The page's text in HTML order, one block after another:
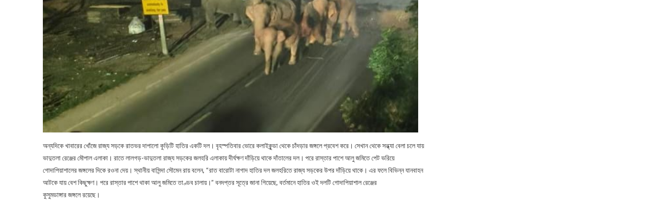
অন্যদিকে খাবারের খোঁজে রাজ্য সড়কে রাতভর দাপালো কুড়িটি হাতির একটি দল। বৃহস্পতিবার ভোরে কলাইকুন্ডা থেকে চাঁদড়ার জঙ্গলে প্রবেশ করে। সেখান থেকে সন্ধ্যা বেলা চলে যায়
ভাদুতলা রেঞ্জের মৌপাল এলাকা। রাতে লালগড়-ভাদুতলা রাজ্য সড়কের জলহরি এলাকায় দীর্ঘক্ষণ দাঁড়িয়ে থাকে দাঁতালের দল। পরে রাস্তার পাশে আলু জমিতে পেট ভরিয়ে
গোদাপিয়াশালের জঙ্গলের দিকে রওনা দেয়। স্থানীয় বাসিন্দা সৌমেন রায় বলেন, “রাত বারোটা নাগাদ হাতির দল জলহরিতে রাজ্য সড়কের উপর দাঁড়িয়ে থাকে। এর ফলে বিভিন্ন যানবাহন
আটকে যায় বেশ কিছুক্ষণ। পরে রাস্তার পাশে থাকা আলু জমিতে তাণ্ডব চালায়।” বনদপ্তর সূত্রে জানা গিয়েছে, বর্তমানে হাতির ওই দলটি গোদাপিয়াশাল রেঞ্জের
কুসুমডাঙ্গার জঙ্গলে রয়েছে।